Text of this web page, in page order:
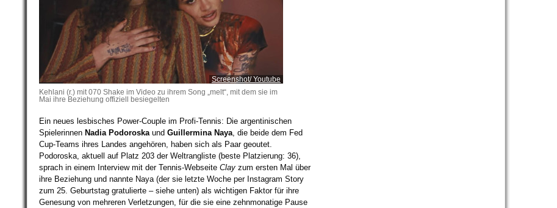
Screenshot/ Youtube
Kehlani (r.) mit 070 Shake im Video zu ihrem Song „melt“, mit dem sie im
Mai ihre Beziehung offiziell besiegelten
Ein neues lesbisches Power-Couple im Profi-Tennis: Die argentinischen
Spielerinnen Nadia Podoroskaund Guillermina Naya, die beide dem Fed
Cup-Teams ihres Landes angehören, haben sich als Paar geoutet.
Podoroska, aktuell auf Platz 203 der Weltrangliste (beste Platzierung: 36),
sprach in einem Interview mit der Tennis-Webseite Clay zum ersten Mal über
ihre Beziehung und nannte Naya (der sie letzte Woche per Instagram Story
zum 25. Geburtstag gratulierte – siehe unten) als wichtigen Faktor für ihre
Genesung von mehreren Verletzungen, für die sie eine zehnmonatige Pause